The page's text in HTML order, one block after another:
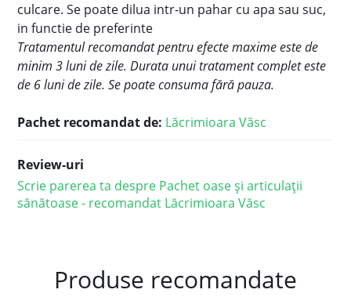
culcare. Se poate dilua intr-un pahar cu apa sau suc,
in functie de preferinte
Tratamentul recomandat pentru efecte maxime este de
minim 3 luni de zile. Durata unui tratament complet este
de 6 luni de zile. Se poate consuma fără pauza.
Pachet recomandat de: Lăcrimioara Văsc
Review-uri
Scrie parerea ta despre Pachet oase și articulații
sănătoase - recomandat Lăcrimioara Văsc
Produse recomandate